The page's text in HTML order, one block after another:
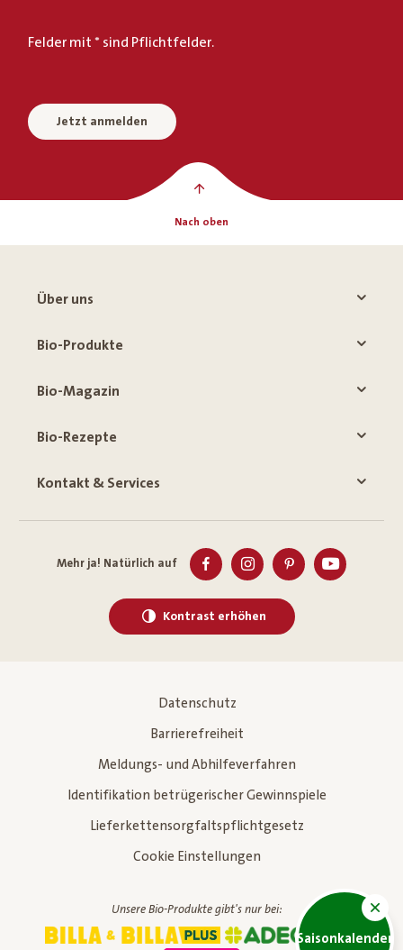
Saisonkalender
Felder mit * sind Pflichtfelder.
Jetzt anmelden
Nach oben
Über uns
Bio-Produkte
Bio-Magazin
Bio-Rezepte
Kontakt & Services
Mehr ja! Natürlich auf
Kontrast erhöhen
Datenschutz
Barrierefreiheit
Meldungs- und Abhilfeverfahren
Identifikation betrügerischer Gewinnspiele
Lieferkettensorgfaltspflichtgesetz
Cookie Einstellungen
Unsere Bio-Produkte gibt's nur bei: